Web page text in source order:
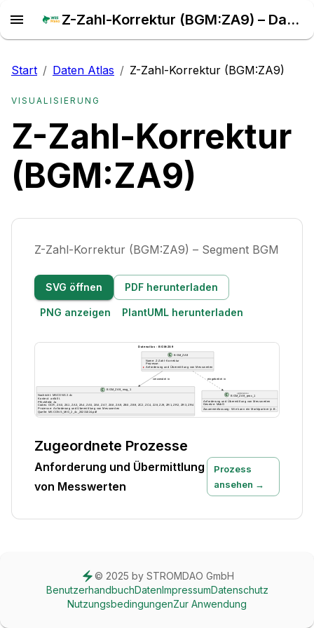
Z-Zahl-Korrektur (BGM:ZA9) – Daten Atlas
Start / Daten Atlas / Z-Zahl-Korrektur (BGM:ZA9)
VISUALISIERUNG
Z-Zahl-Korrektur
(BGM:ZA9)
Z-Zahl-Korrektur (BGM:ZA9) – Segment BGM
SVG öffnen PDF herunterladen
PNG anzeigen PlantUML herunterladen
Zugeordnete Prozesse
Anforderung und Übermittlung
von Messwerten
Prozess
ansehen →
© 2025 by STROMDAO GmbH
BenutzerhandbuchDatenImpressumDatenschutz
NutzungsbedingungenZur Anwendung